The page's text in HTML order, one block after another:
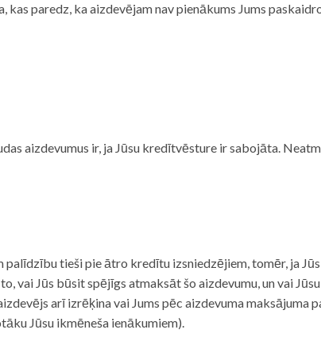
paredz, ka aizdevējam nav pienākums Jums
aizdevumus ir, ja Jūsu kredītvēsture ir sabojāta.
palīdzību tieši pie ātro kredītu izsniedzējiem, tomēr, ja
Jūs būsit spējīgs atmaksāt šo aizdevumu, un vai
arī izrēķina vai Jums pēc aizdevuma maksājuma
Jūsu ikmēneša ienākumiem).